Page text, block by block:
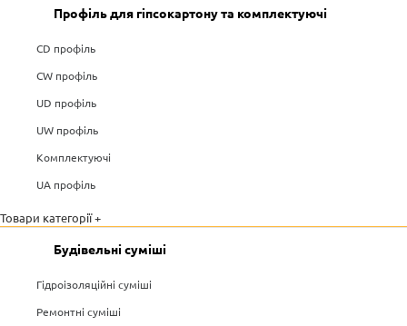
Профіль для гіпсокартону та комплектуючі
CD профіль
CW профіль
UD профіль
UW профіль
Комплектуючі
UA профіль
Товари категорії +
Будівельні суміші
Гідроізоляційні суміші
Ремонтні суміші